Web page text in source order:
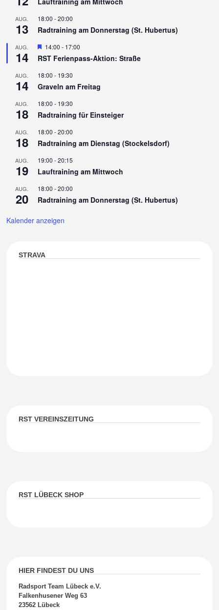
AUG.
13
18:00 -20:00
Radtraining am Donnerstag (St. Hubertus)
AUG.
14
Hervorgehoben
14:00 - 17:00
RST Ferienpass-Aktion: Straße
AUG.
14
18:00 - 19:30
Graveln am Freitag
AUG.
18
18:00 - 19:30
Radtraining für Einsteiger
AUG.
18
18:00 -20:00
Radtraining am Dienstag (Stockelsdorf)
AUG.
19
19:00 -20:15
Lauftraining am Mittwoch
AUG.
20
18:00 -20:00
Radtraining am Donnerstag (St. Hubertus)
Kalender anzeigen
STRAVA
RST VEREINSZEITUNG
RST LÜBECK SHOP
HIER FINDEST DU UNS
Radsport Team Lübeck e.V.
Falkenhusener Weg 63
23562 Lübeck